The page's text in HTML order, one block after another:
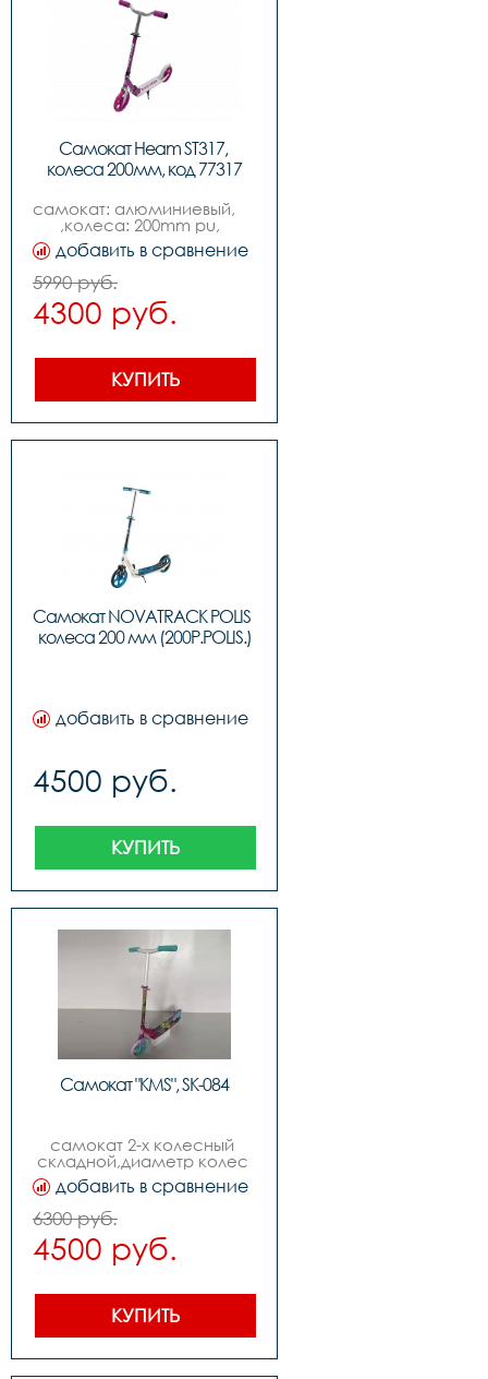
Самокат Heam ST317,
колеса 200мм, код 77317
самокат: алюминиевый,
,колеса: 200mm pu,
,подшипник: abec-7,,вес:
3.3kg,,максимальная
нагрузка: 80kg
добавить в сравнение
5990 руб.
4300 руб.
КУПИТЬ
Самокат NOVATRACK POLIS
колеса 200 мм (200P.POLIS.)
добавить в сравнение
4500 руб.
КУПИТЬ
Самокат "KMS", SK-084
самокат 2-х колесный
складной,диаметр колес
210мм,передний
амортизатор,возраст от 9-
добавить в сравнение
6300 руб.
4500 руб.
КУПИТЬ